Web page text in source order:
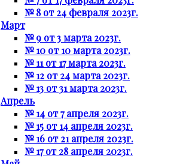
№ 8 от 24 февраля 2023г.
Март
№ 9 от 3 марта 2023г.
№ 10 от 10 марта 2023г.
№ 11 от 17 марта 2023г.
№ 12 от 24 марта 2023г.
№ 13 от 31 марта 2023г.
Апрель
№ 14 от 7 апреля 2023г.
№ 15 от 14 апреля 2023г.
№ 16 от 21 апреля 2023г.
№ 17 от 28 апреля 2023г.